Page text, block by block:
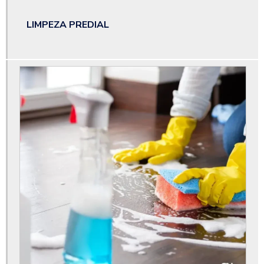
Instalação elétrica predial
Instalação elétrica rede 220v
Limpeza empresarial terceirizada
Limpeza portaria terceirizada
Limpeza profissional terceirizada
Limpeza terceirização
Limpeza terceirizada
Manutenção de jardinagem
LIMPEZA PREDIAL